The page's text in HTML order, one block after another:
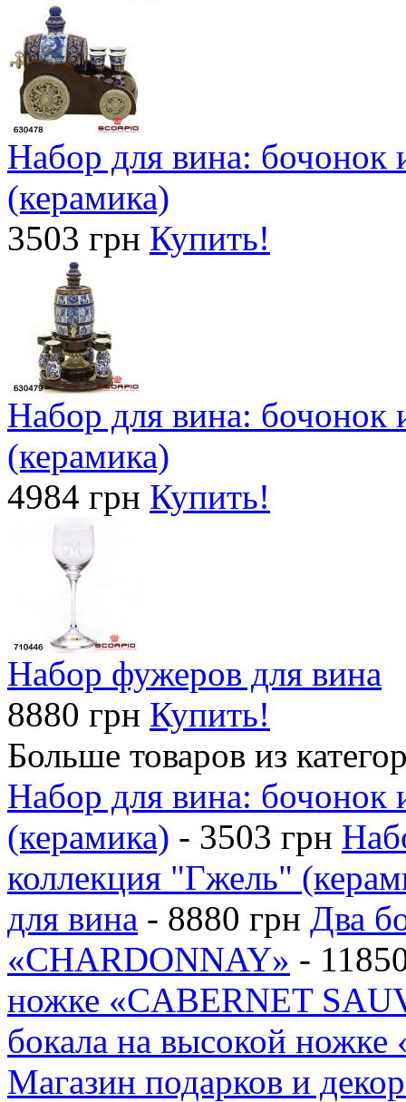
Набор для вина: бочонок
(керамика)
3503 грн Купить!
Набор для вина: бочонок
(керамика)
4984 грн Купить!
Набор фужеров для вина
8880 грн Купить!
Больше товаров из
Набор для вина: бочонок
(керамика) - 3503 грн
коллекция "Гжель"
для вина - 8880 грн Два
«CHARDONNAY» -
ножке «CABERNET
бокала на высокой
Магазин подарков и